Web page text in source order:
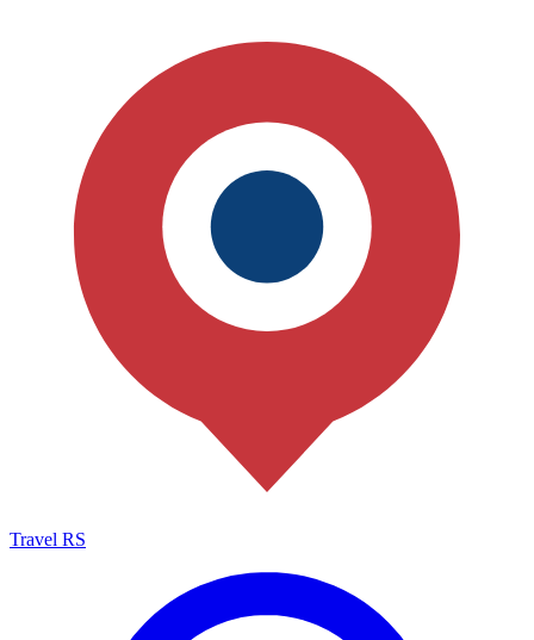
Travel RS